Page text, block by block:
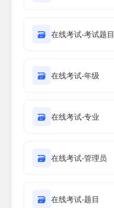
🗃 在线考试-考试题目
🗃 在线考试-年级
🗃 在线考试-专业
🗃 在线考试-管理员
🗃 在线考试-题目